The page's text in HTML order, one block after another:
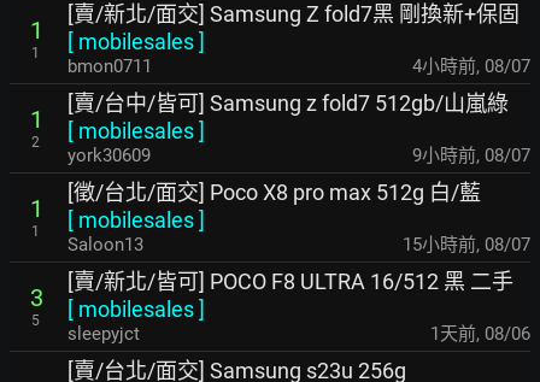
1
1
[賣/新北/面交] Samsung Z fold7黑 剛換新+保固
[ mobilesales]
bmon0711 4小時前, 08/07
1
2
[賣/台中/皆可] Samsung z fold7 512gb/山嵐綠
[ mobilesales]
york30609 9小時前, 08/07
1
1
[徵/台北/面交] Poco X8 pro max 512g 白/藍
[ mobilesales]
Saloon13 15小時前, 08/07
3
5
[賣/新北/皆可] POCO F8 ULTRA 16/512 黑 二手
[ mobilesales]
sleepyjct 1天前, 08/06
[賣/台北/面交] Samsung s23u 256g